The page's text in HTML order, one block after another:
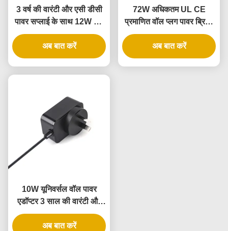
3 वर्ष की वारंटी और एसी डीसी
पावर सप्लाई के साथ 12W उल
सूचीबद्ध वॉल पावर एडाप्टर
अब बात करें
72W अधिकतम UL CE
प्रमाणित वॉल प्लग पावर ब्रिक,
3 साल की वारंटी के साथ
अब बात करें
10W यूनिवर्सल वॉल पावर
एडॉप्टर 3 साल की वारंटी और
कई आउटपुट वोल्टेज के साथ
अब बात करें